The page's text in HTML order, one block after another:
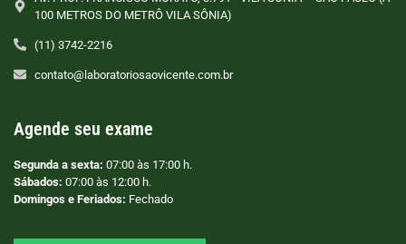
100 METROS DO METRÔ VILA SÔNIA)
(11) 3742-2216
contato@laboratoriosaovicente.com.br
Agende seu exame
Segunda a sexta: 07:00 às 17:00 h.
Sábados: 07:00 às 12:00 h.
Domingos e Feriados: Fechado